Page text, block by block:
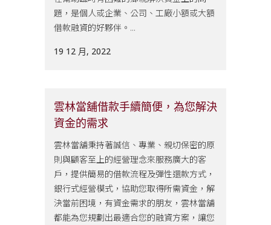
題，是個人或企業、公司、工廠小額或大額
借款融資的好夥伴。...
19 12 月, 2022
雲林當舖借款手續簡便，為您解決
資金的需求
雲林當舖秉持著誠信、專業、親切保密的原
則與顧客至上的經營理念來服務廣大的客
戶，提供簡易的借款流程及彈性還款方式，
銀行式經營模式，協助您取得所需資金，解
決當前困境，有資金需求的朋友，雲林當舖
都能為您規劃出最適合您的融資方案，讓您